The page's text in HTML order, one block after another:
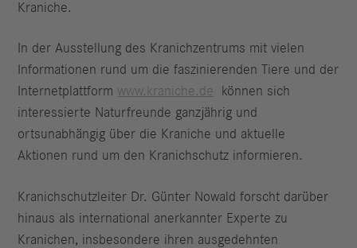
Kraniche.
In der Ausstellung des Kranichzentrums mit vielen
Informationen rund um die faszinierenden Tiere und der
Internetplattform www.kraniche.de
können sich
interessierte Naturfreunde ganzjährig und
ortsunabhängig über die Kraniche und aktuelle
Aktionen rund um den Kranichschutz informieren.
Kranichschutzleiter Dr. Günter Nowald forscht darüber
hinaus als international anerkannter Experte zu
Kranichen, insbesondere ihren ausgedehnten